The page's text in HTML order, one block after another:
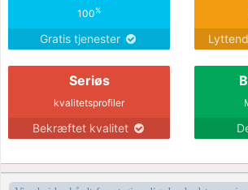
100%
Gratis tjenester
Seriøs
kvalitetsprofiler
Bekræftet kvalitet